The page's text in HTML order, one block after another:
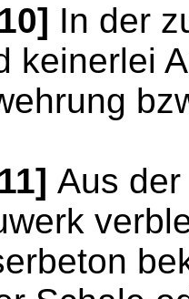
In der
keinerlei
Aus